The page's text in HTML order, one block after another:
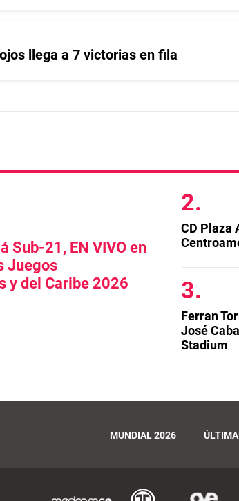
llega a 7 victorias en fila
Sub-21, EN VIVO en
Juegos
y del Caribe 2026
CD Plaza
Ferran
José
Stadium
MUNDIAL 2026